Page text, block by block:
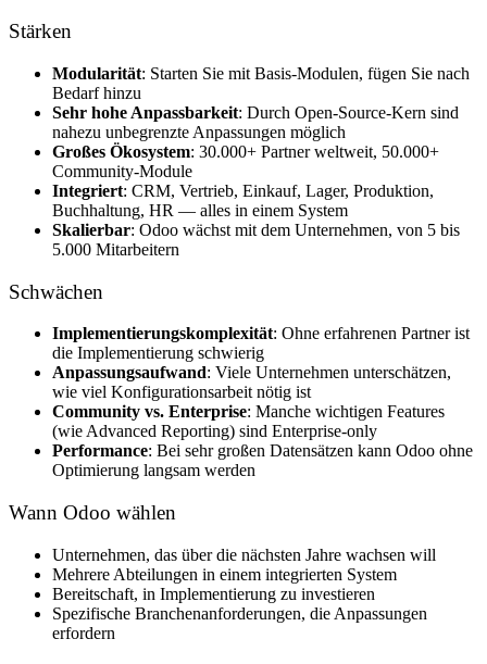
Stärken
Modularität: Starten Sie mit Basis-Modulen, fügen Sie nach
Bedarf hinzu
Sehr hohe Anpassbarkeit: Durch Open-Source-Kern sind
nahezu unbegrenzte Anpassungen möglich
Großes Ökosystem: 30.000+ Partner weltweit, 50.000+
Community-Module
Integriert: CRM, Vertrieb, Einkauf, Lager, Produktion,
Buchhaltung, HR — alles in einem System
Skalierbar: Odoo wächst mit dem Unternehmen, von 5 bis
5.000 Mitarbeitern
Schwächen
Implementierungskomplexität: Ohne erfahrenen Partner ist
die Implementierung schwierig
Anpassungsaufwand: Viele Unternehmen unterschätzen,
wie viel Konfigurationsarbeit nötig ist
Community vs. Enterprise: Manche wichtigen Features
(wie Advanced Reporting) sind Enterprise-only
Performance: Bei sehr großen Datensätzen kann Odoo ohne
Optimierung langsam werden
Wann Odoo wählen
Unternehmen, das über die nächsten Jahre wachsen will
Mehrere Abteilungen in einem integrierten System
Bereitschaft, in Implementierung zu investieren
Spezifische Branchenanforderungen, die Anpassungen
erfordern